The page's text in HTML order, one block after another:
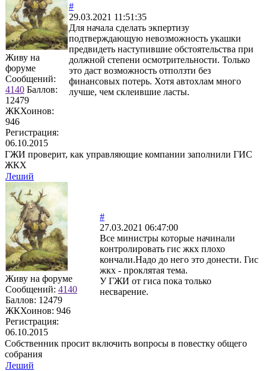
Живу на
форуме
Сообщений:
4140 Баллов:
12479
ЖКХоинов:
946
Регистрация:
06.10.2015
#
29.03.2021 11:51:35
Для начала сделать экпертизу
подтверждающую невозможность укашки
предвидеть наступившие обстоятельства при
должной степени осмотрительности. Только
это даст возможность отползти без
финансовых потерь. Хотя автохлам много
лучше, чем склеившие ласты.
ГЖИ проверит, как управляющие компании заполнили ГИС
ЖКХ
Леший
Живу на форуме
Сообщений: 4140
Баллов: 12479
ЖКХоинов: 946
Регистрация:
06.10.2015
#
27.03.2021 06:47:00
Все министры которые начинали
контролировать гис жкх плохо
кончали.Надо до него это донести. Гис
жкх - проклятая тема.
У ГЖИ от гиса пока только
несварение.
Собственник просит включить вопросы в повестку общего
собрания
Леший